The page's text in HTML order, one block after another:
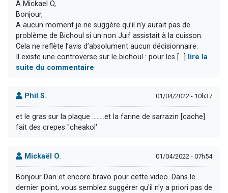
A Mickael O,
Bonjour,
A aucun moment je ne suggère qu’il n’y aurait pas de
problème de Bichoul si un non Juif assistait à la cuisson.
Cela ne reflète l’avis d’absolument aucun décisionnaire.
Il existe une controverse sur le bichoul : pour les [...]
lire la
suite du commentaire
Phil S. 01/04/2022 - 10h37
et le gras sur la plaque ........et la farine de sarrazin [cache]
fait des crepes "cheakol'
Mickaël O. 01/04/2022 - 07h54
Bonjour Dan et encore bravo pour cette video. Dans le
dernier point, vous semblez suggérer qu'il n'y a priori pas de